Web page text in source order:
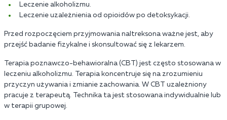
Leczenie alkoholizmu.
Leczenie uzależnienia od opioidów po detoksykacji.
Przed rozpoczęciem przyjmowania naltreksona ważne jest, aby
przejść badanie fizykalne i skonsultować się z lekarzem.
Terapia poznawczo-behawioralna (CBT) jest często stosowana w
leczeniu alkoholizmu. Terapia koncentruje się na zrozumieniu
przyczyn używania i zmianie zachowania. W CBT uzależniony
pracuje z terapeutą. Technika ta jest stosowana indywidualnie lub
w terapii grupowej.